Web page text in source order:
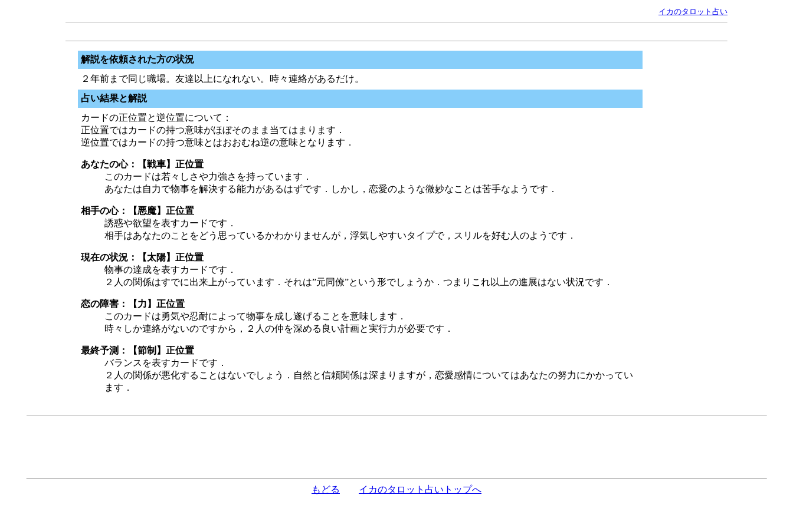
イカのタロット占い
解説を依頼された方の状況
２年前まで同じ職場。友達以上になれない。時々連絡があるだけ。
占い結果と解説
カードの正位置と逆位置について：
正位置ではカードの持つ意味がほぼそのまま当てはまります．
逆位置ではカードの持つ意味とはおおむね逆の意味となります．
あなたの心：【戦車】正位置
このカードは若々しさや力強さを持っています．
あなたは自力で物事を解決する能力があるはずです．しかし，恋愛のような微妙なことは苦手なようです．
相手の心：【悪魔】正位置
誘惑や欲望を表すカードです．
相手はあなたのことをどう思っているかわかりませんが，浮気しやすいタイプで，スリルを好む人のようです．
現在の状況：【太陽】正位置
物事の達成を表すカードです．
２人の関係はすでに出来上がっています．それは”元同僚”という形でしょうか．つまりこれ以上の進展はない状況です．
恋の障害：【力】正位置
このカードは勇気や忍耐によって物事を成し遂げることを意味します．
時々しか連絡がないのですから，２人の仲を深める良い計画と実行力が必要です．
最終予測：【節制】正位置
バランスを表すカードです．
２人の関係が悪化することはないでしょう．自然と信頼関係は深まりますが，恋愛感情についてはあなたの努力にかかってい
ます．
もどる イカのタロット占いトップへ